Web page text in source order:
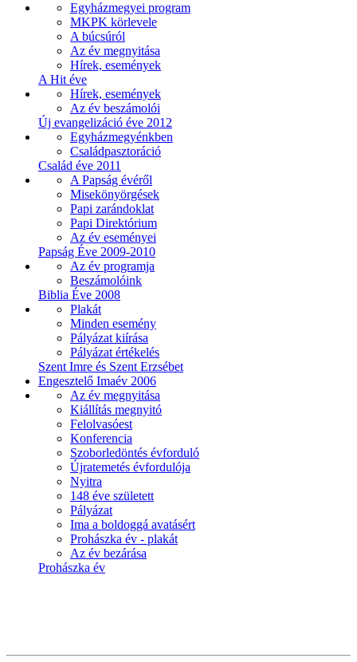
Egyházmegyei program
MKPK körlevele
A búcsúról
Az év megnyitása
Hírek, események
A Hit éve
Hírek, események
Az év beszámolói
Új evangelizáció éve 2012
Egyházmegyénkben
Családpasztoráció
Család éve 2011
A Papság évéről
Misekönyörgések
Papi zarándoklat
Papi Direktórium
Az év eseményei
Papság Éve 2009-2010
Az év programja
Beszámolóink
Biblia Éve 2008
Plakát
Minden esemény
Pályázat kiírása
Pályázat értékelés
Szent Imre és Szent Erzsébet
Engesztelő Imaév 2006
Az év megnyitása
Kiállítás megnyitó
Felolvasóest
Konferencia
Szoborledöntés évforduló
Újratemetés évfordulója
Nyitra
148 éve született
Pályázat
Ima a boldoggá avatásért
Prohászka év - plakát
Az év bezárása
Prohászka év